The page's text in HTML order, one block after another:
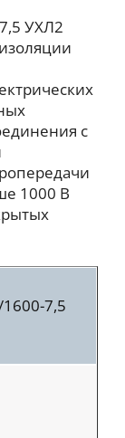
УХЛ2
с
1000 В
7,5